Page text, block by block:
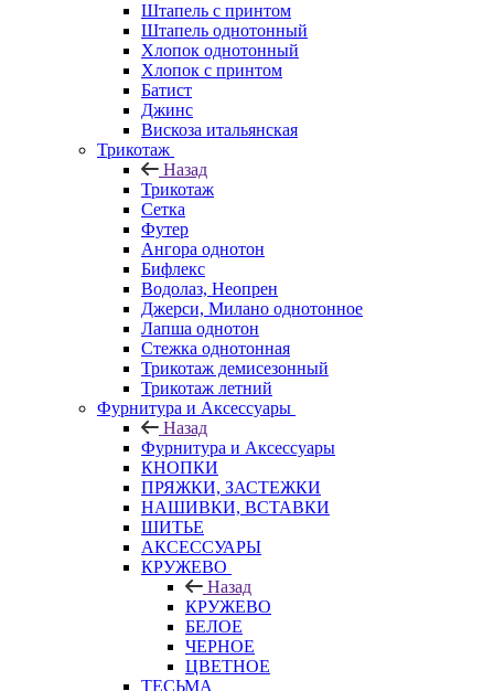
Штапель с принтом
Штапель однотонный
Хлопок однотонный
Хлопок с принтом
Батист
Джинс
Вискоза итальянская
Трикотаж
Назад
Трикотаж
Сетка
Футер
Ангора однотон
Бифлекс
Водолаз, Неопрен
Джерси, Милано однотонное
Лапша однотон
Стежка однотонная
Трикотаж демисезонный
Трикотаж летний
Фурнитура и Аксессуары
Назад
Фурнитура и Аксессуары
КНОПКИ
ПРЯЖКИ, ЗАСТЕЖКИ
НАШИВКИ, ВСТАВКИ
ШИТЬЕ
АКСЕССУАРЫ
КРУЖЕВО
Назад
КРУЖЕВО
БЕЛОЕ
ЧЕРНОЕ
ЦВЕТНОЕ
ТЕСЬМА